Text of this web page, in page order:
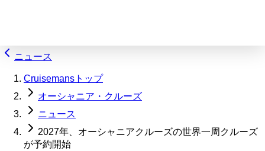
ニュース
Cruisemansトップ
オーシャニア・クルーズ
ニュース
2027年、オーシャニアクルーズの世界一周クルーズ
が予約開始